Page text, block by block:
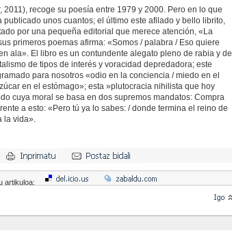
2011), recoge su poesía entre 1979 y 2000. Pero en lo que
publicado unos cuantos; el último este afilado y bello librito,
por una pequeña editorial que merece atención, «La
primeros poemas afirma: «Somos / palabra / Eso quiere
ala». El libro es un contundente alegato pleno de rabia y de
de tipos de interés y voracidad depredadora; este
para nosotros «odio en la conciencia / miedo en el
en el estómago»; esta »plutocracia nihilista que hoy
cuya moral se basa en dos supremos mandatos: Compra
a esto: «Pero tú ya lo sabes: / donde termina el reino de
la vida».
artikuloa: